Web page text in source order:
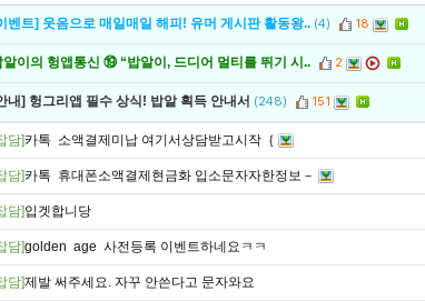
벤트] 웃음으로 매일매일 해피! 유머 게시판 활동왕.. (4) 18
알이의 헝앱통신 ⑲ “밥알이, 드디어 멀티를 뛰기 시.. 2
내] 헝그리앱 필수 상식! 밥알 획득 안내서 (248) 151
담]카톡 소액결제미납 여기서상담받고시작｛
담]카톡 휴대폰소액결제현금화 입소문자자한정보－
담]입겟합니당
담]golden age 사전등록 이벤트하네요ㅋㅋ
담]제발 써주세요. 자꾸 안쓴다고 문자와요